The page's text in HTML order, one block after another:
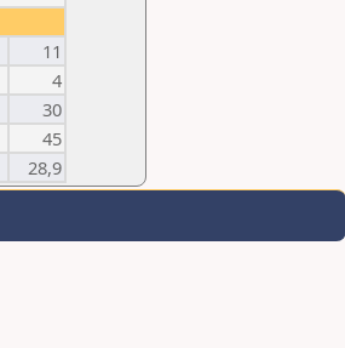
11
4
30
45
28,9